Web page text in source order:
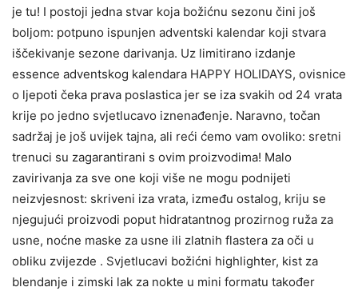
je tu! I postoji jedna stvar koja božićnu sezonu čini još
boljom: potpuno ispunjen adventski kalendar koji stvara
iščekivanje sezone darivanja. Uz limitirano izdanje
essence adventskog kalendara HAPPY HOLIDAYS, ovisnice
o ljepoti čeka prava poslastica jer se iza svakih od 24 vrata
krije po jedno svjetlucavo iznenađenje. Naravno, točan
sadržaj je još uvijek tajna, ali reći ćemo vam ovoliko: sretni
trenuci su zagarantirani s ovim proizvodima! Malo
zavirivanja za sve one koji više ne mogu podnijeti
neizvjesnost: skriveni iza vrata, između ostalog, kriju se
njegujući proizvodi poput hidratantnog prozirnog ruža za
usne, noćne maske za usne ili zlatnih flastera za oči u
obliku zvijezde . Svjetlucavi božićni highlighter, kist za
blendanje i zimski lak za nokte u mini formatu također